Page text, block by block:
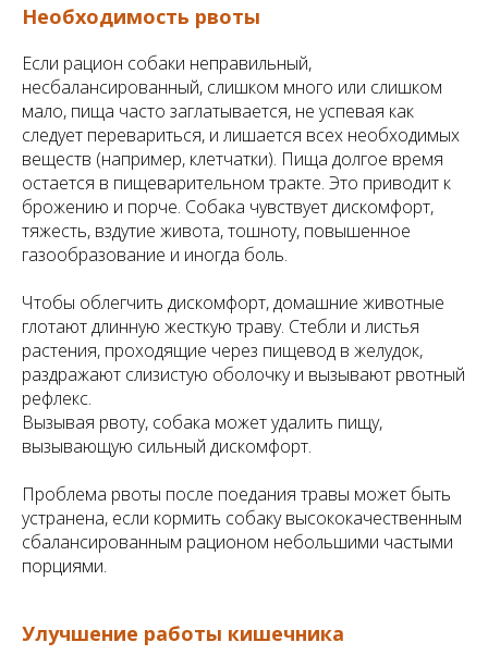
Необходимость рвоты
Если рацион собаки неправильный,
несбалансированный, слишком много или слишком
мало, пища часто заглатывается, не успевая как
следует перевариться, и лишается всех необходимых
веществ (например, клетчатки). Пища долгое время
остается в пищеварительном тракте. Это приводит к
брожению и порче. Собака чувствует дискомфорт,
тяжесть, вздутие живота, тошноту, повышенное
газообразование и иногда боль.
Чтобы облегчить дискомфорт, домашние животные
глотают длинную жесткую траву. Стебли и листья
растения, проходящие через пищевод в желудок,
раздражают слизистую оболочку и вызывают рвотный
рефлекс.
Вызывая рвоту, собака может удалить пищу,
вызывающую сильный дискомфорт.
Проблема рвоты после поедания травы может быть
устранена, если кормить собаку высококачественным
сбалансированным рационом небольшими частыми
порциями.
Улучшение работы кишечника